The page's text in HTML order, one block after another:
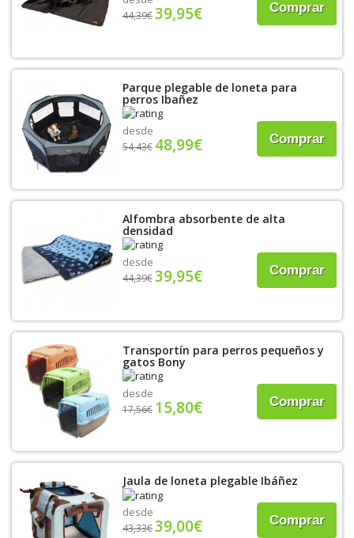
44,39€39,95€ Comprar
Parque plegable de loneta para
perros Ibañez
desde
54,43€ 48,99€ Comprar
Alfombra absorbente de alta
densidad
desde
44,39€39,95€ Comprar
Transportín para perros pequeños y
gatos Bony
desde
17,56€ 15,80€ Comprar
Jaula de loneta plegable Ibáñez
desde
43,33€39,00€ Comprar